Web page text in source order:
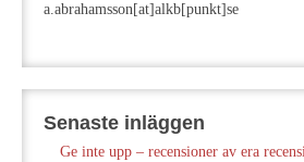
a.abrahamsson[at]alkb[punkt]se
Senaste inläggen
Ge inte upp – recensioner av era